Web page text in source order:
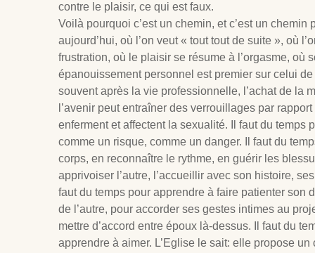
contre le plaisir, ce qui est faux.
Voilà pourquoi c’est un chemin, et c’est un chemin
aujourd’hui, où l’on veut « tout tout de suite », où
frustration, où le plaisir se résume à l’orgasme, où
épanouissement personnel est premier sur celui de
souvent après la vie professionnelle, l’achat de la
l’avenir peut entraîner des verrouillages par
enferment et affectent la sexualité. Il faut du temps
comme un risque, comme un danger. Il faut du
corps, en reconnaître le rythme, en guérir les
apprivoiser l’autre, l’accueillir avec son histoire,
faut du temps pour apprendre à faire patienter son
de l’autre, pour accorder ses gestes intimes au
mettre d’accord entre époux là-dessus. Il faut du
apprendre à aimer. L’Eglise le sait: elle propose un